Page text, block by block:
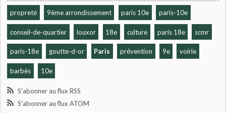
propreté 9ème arrondissement paris 10e paris-10e
conseil-de-quartier louxor 18e culture paris 18e scmr
paris-18e goutte-d-or Paris prévention 9e voirie
barbès 10e
S'abonner au flux RSS
S'abonner au flux ATOM